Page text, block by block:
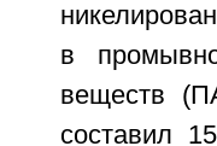
в
веществ
составил